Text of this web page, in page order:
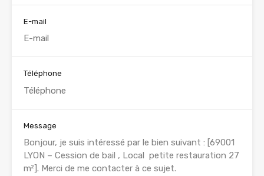
E-mail
Téléphone
Message